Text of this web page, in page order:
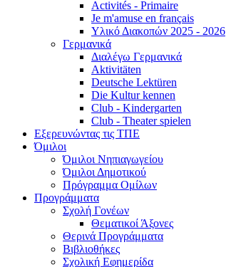
Activités - Primaire
Je m'amuse en français
Υλικό Διακοπών 2025 - 2026
Γερμανικά
Διαλέγω Γερμανικά
Aktivitäten
Deutsche Lektüren
Die Kultur kennen
Club - Kindergarten
Club - Theater spielen
Εξερευνώντας τις ΤΠΕ
Όμιλοι
Όμιλοι Νηπιαγωγείου
Όμιλοι Δημοτικού
Πρόγραμμα Ομίλων
Προγράμματα
Σχολή Γονέων
Θεματικοί Άξονες
Θερινά Προγράμματα
Βιβλιοθήκες
Σχολική Εφημερίδα